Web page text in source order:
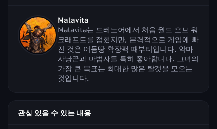
Malavita
Malavita는 드레노어에서 처음 월드 오브 워
크래프트를 접했지만, 본격적으로 게임에 빠
진 것은 어둠땅 확장팩 때부터입니다. 악마
사냥꾼과 마법사를 특히 좋아합니다. 그녀의
가장 큰 목표는 최대한 많은 탈것을 모으는
것입니다.
관심 있을 수 있는 내용